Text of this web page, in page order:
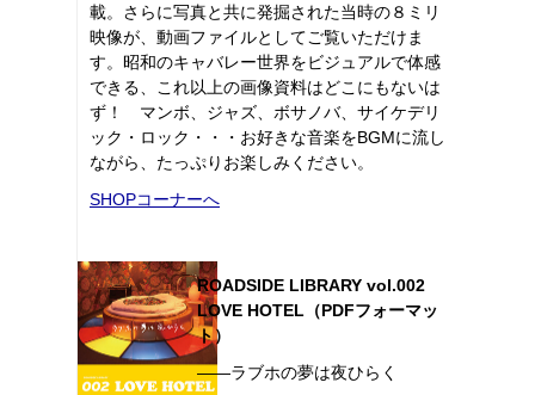
載。さらに写真と共に発掘された当時の８ミリ
映像が、動画ファイルとしてご覧いただけま
す。昭和のキャバレー世界をビジュアルで体感
できる、これ以上の画像資料はどこにもないは
ず！ マンボ、ジャズ、ボサノバ、サイケデリ
ック・ロック・・・お好きな音楽をBGMに流し
ながら、たっぷりお楽しみください。
SHOPコーナーへ
ROADSIDE LIBRARY vol.002
LOVE HOTEL（PDFフォーマッ
ト）
――ラブホの夢は夜ひらく